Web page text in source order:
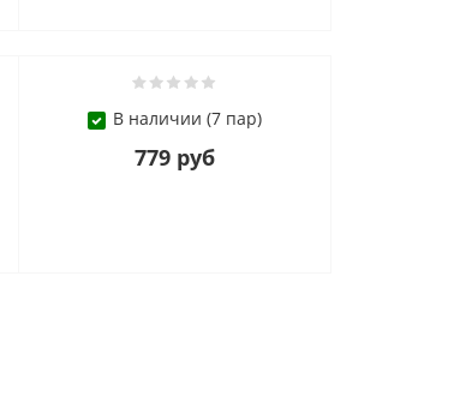
В наличии (7 пар)
779 руб